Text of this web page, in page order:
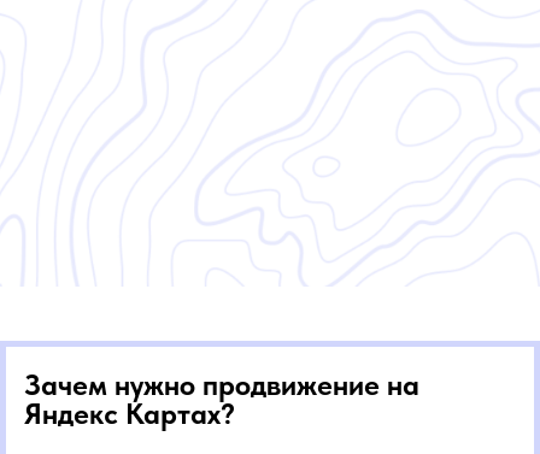
Зачем нужно продвижение на
Яндекс Картах?